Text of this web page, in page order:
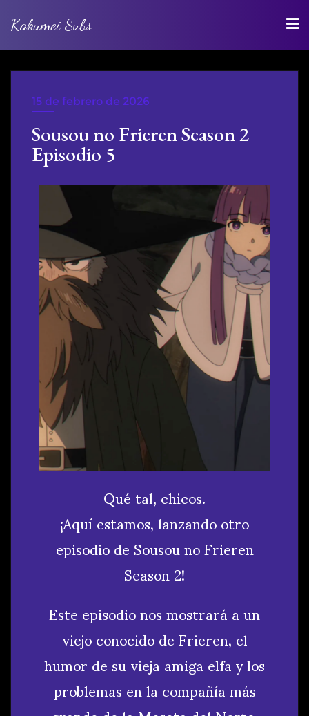
Kakumei Subs
WEBRIP
15 de febrero de 2026
Sousou no Frieren Season 2
Episodio 5
Qué tal, chicos.
¡Aquí estamos, lanzando otro
episodio de Sousou no Frieren
Season 2!
Este episodio nos mostrará a un
viejo conocido de Frieren, el
humor de su vieja amiga elfa y los
problemas en la compañía más